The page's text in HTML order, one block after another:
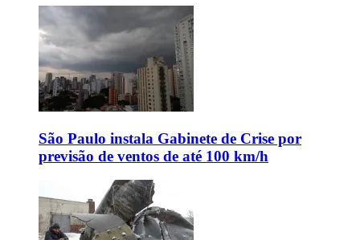
São Paulo instala Gabinete de Crise por
previsão de ventos de até 100 km/h